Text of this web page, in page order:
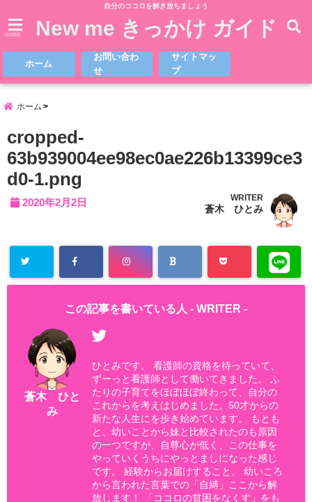
自分のココロを解き放ちましょう
menu New me きっかけ ガイド
ホーム
お問い合わ
せ
サイトマッ
プ
ホーム
cropped-
63b939004ee98ec0ae226b13399ce3
d0-1.png
2020年2月2日 WRITER
蒼木 ひとみ
この記事を書いている人 - WRITER -
蒼木 ひと
み
ひとみです。 看護師の資格を待っていて、
ずーっと看護師として働いてきました。 ふ
たりの子育てをほぼほぼ終わって、自分の
これからを考えはじめました。50才からの
新たな人生にを歩き始めています。 もとも
と、幼いことから妹と比較されたのも原因
の一つですが、自尊心が低く、この仕事を
やっていくうちにやっとましになった感じ
です。 経験からお届けすること。 幼いころ
から言われた言葉での「自縛」ここから解
放します！ 「ココロの貧困をなくす」をも